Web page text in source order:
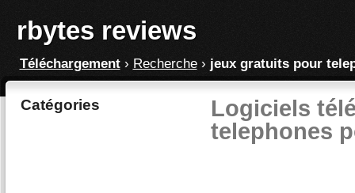
rbytes reviews
Téléchargement› Recherche› jeux gratuits pour
Catégories
Logiciels
telephones